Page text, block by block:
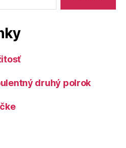
druhý polrok